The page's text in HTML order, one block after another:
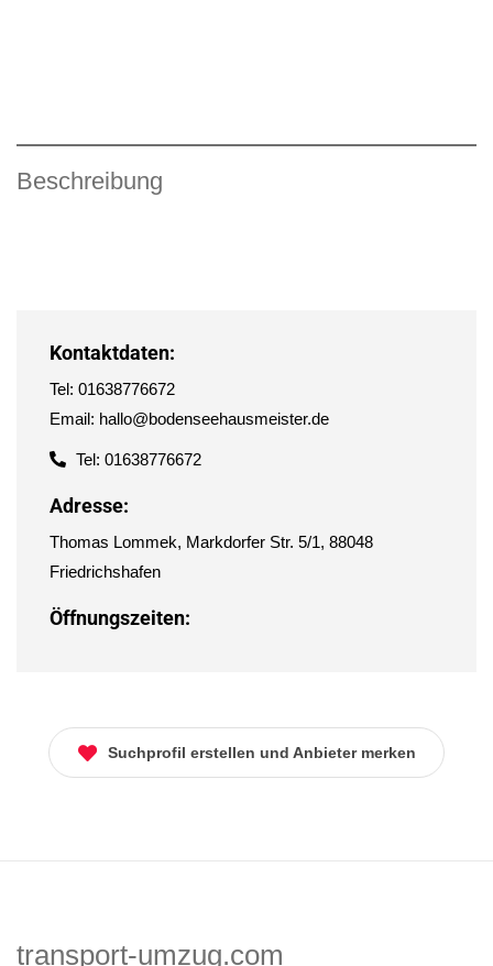
Beschreibung
Kontaktdaten:
Tel: 01638776672
Email: hallo@bodenseehausmeister.de
Tel: 01638776672
Adresse:
Thomas Lommek, Markdorfer Str. 5/1, 88048
Friedrichshafen
Öffnungszeiten:
Suchprofil erstellen und Anbieter merken
transport-umzug.com